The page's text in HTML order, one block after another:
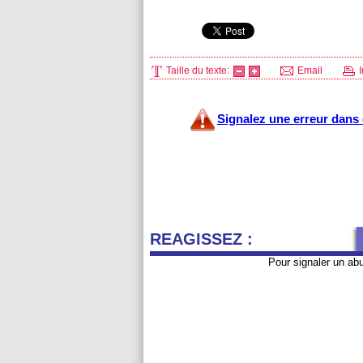
Taille du texte: Email
Signalez une erreur
REAGISSEZ :
Pour signaler un